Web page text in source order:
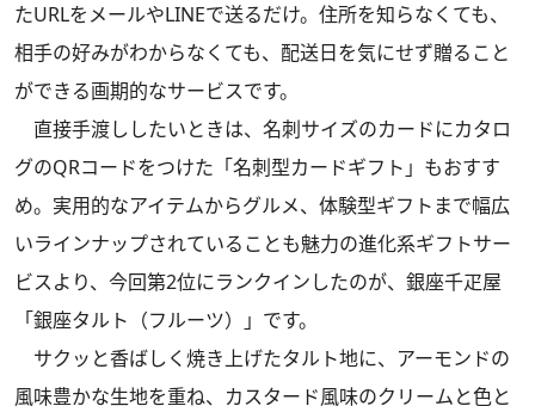
たURLをメールやLINEで送るだけ。住所を知らなくても、
相手の好みがわからなくても、配送日を気にせず贈ること
ができる画期的なサービスです。
直接手渡ししたいときは、名刺サイズのカードにカタロ
グのQRコードをつけた「名刺型カードギフト」もおすす
め。実用的なアイテムからグルメ、体験型ギフトまで幅広
いラインナップされていることも魅力の進化系ギフトサー
ビスより、今回第2位にランクインしたのが、銀座千疋屋
「銀座タルト（フルーツ）」です。
サクッと香ばしく焼き上げたタルト地に、アーモンドの
風味豊かな生地を重ね、カスタード風味のクリームと色と